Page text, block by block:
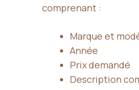
comprenant :
Marque et
Année
Prix demandé
Description